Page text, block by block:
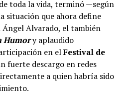
toda la vida, terminó —según
situación que ahora define
Ángel Alvarado, el también
Humory aplaudido
en elFestival de
fuerte descargo en redes
a quien habría sido